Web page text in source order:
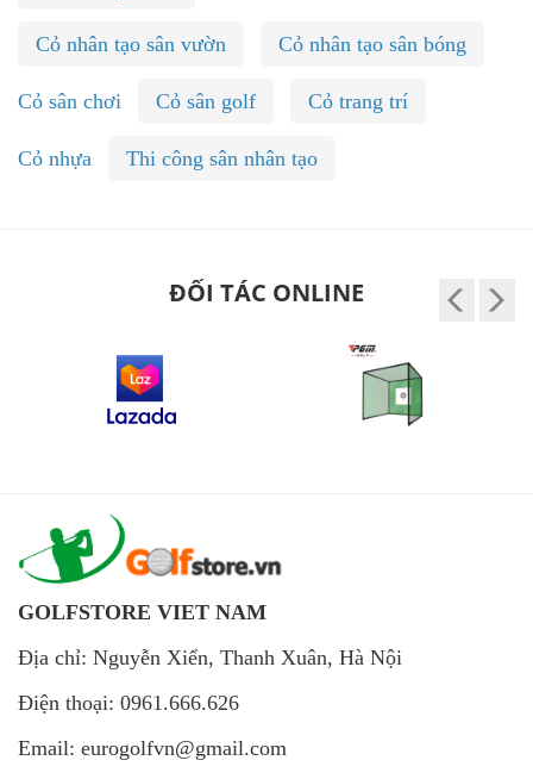
Cỏ nhân tạo sân vườn Cỏ nhân tạo sân bóng
Cỏ sân chơi Cỏ sân golf Cỏ trang trí
Cỏ nhựa Thi công sân nhân tạo
ĐỐI TÁC ONLINE
GOLFSTORE VIET NAM
Địa chỉ: Nguyễn Xiển, Thanh Xuân, Hà Nội
Điện thoại: 0961.666.626
Email: eurogolfvn@gmail.com